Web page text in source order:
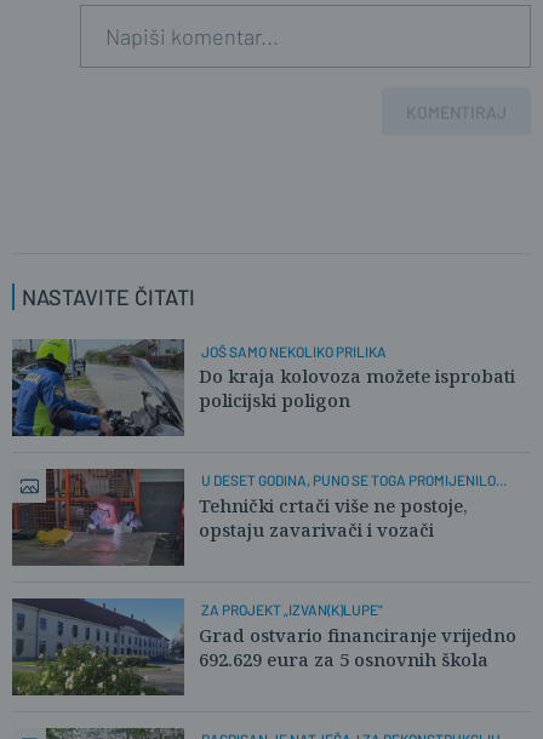
KOMENTIRAJ
NASTAVITE ČITATI
JOŠ SAMO NEKOLIKO PRILIKA
Do kraja kolovoza možete isprobati
policijski poligon
U DESET GODINA, PUNO SE TOGA PROMIJENILO...
Tehnički crtači više ne postoje,
opstaju zavarivači i vozači
ZA PROJEKT „IZVAN(K)LUPE"
Grad ostvario financiranje vrijedno
692.629 eura za 5 osnovnih škola